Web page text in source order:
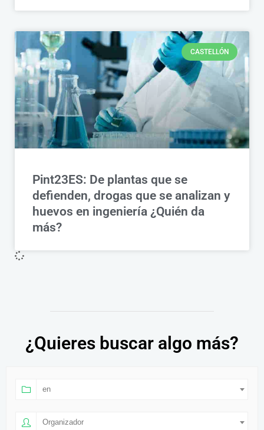
CASTELLÓN
Pint23ES: De plantas que se
defienden, drogas que se analizan y
huevos en ingeniería ¿Quién da
más?
¿Quieres buscar algo más?
en
Organizador